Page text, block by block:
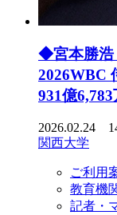
◆宮本勝浩
2026WBC
931億6,783
2026.02.24
関西大学
ご利用
教育機
記者・